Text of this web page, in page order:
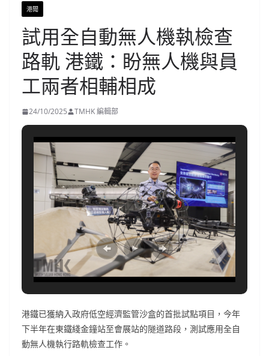
港聞
試用全自動無人機執檢查
路軌 港鐵：盼無人機與員
工兩者相輔相成
24/10/2025 TMHK 編輯部
港鐵已獲納入政府低空經濟監管沙盒的首批試點項目，今年
下半年在東鐵綫金鐘站至會展站的隧道路段，測試應用全自
動無人機執行路軌檢查工作。